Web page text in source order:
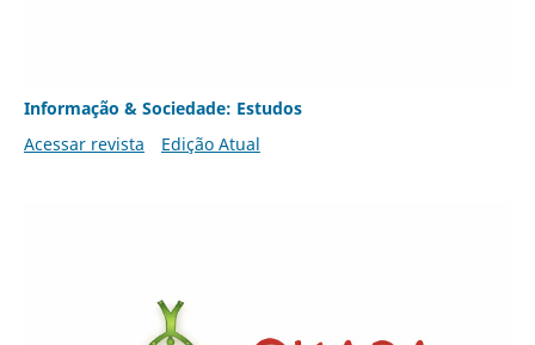
Informação & Sociedade: Estudos
Acessar revista
Edição Atual